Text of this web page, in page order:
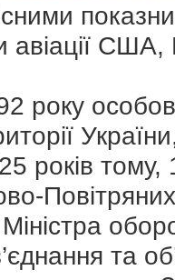
авіації
року
років
та